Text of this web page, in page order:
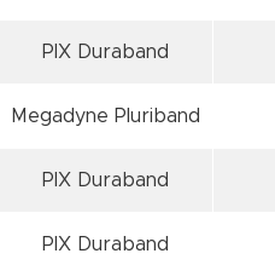
PIX Duraband
Megadyne Pluriband
PIX Duraband
PIX Duraband